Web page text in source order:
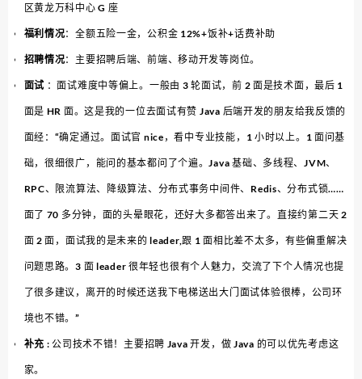
区黄龙万科中心 G 座
福利情况：全额五险一金，公积金 12%+饭补+话费补助
招聘情况：主要招聘后端、前端、移动开发等岗位。
面试 ：面试难度中等偏上。一般由 3 轮面试，前 2 面是技术面，最后 1
面是 HR 面。这是我的一位去面试有赞 Java 后端开发的朋友给我反馈的
面经：“确定通过。面试官 nice，看中专业技能，1 小时以上。1 面问基
础，很细很广，能问的基本都问了个遍。Java 基础、多线程、JVM、
RPC、限流算法、降级算法、分布式事务中间件、Redis、分布式锁……
面了 70 多分钟，面的头晕眼花，还好大多都答出来了。直接约第二天 2
面 2 面，面试我的是未来的 leader,跟 1 面相比差不太多，有些偏重解决
问题思路。3 面 leader 很年轻也很有个人魅力，交流了下个人情况也提
了很多建议，离开的时候还送我下电梯送出大门面试体验很棒，公司环
境也不错。”
补充 : 公司技术不错！主要招聘 Java 开发，做 Java 的可以优先考虑这
家。